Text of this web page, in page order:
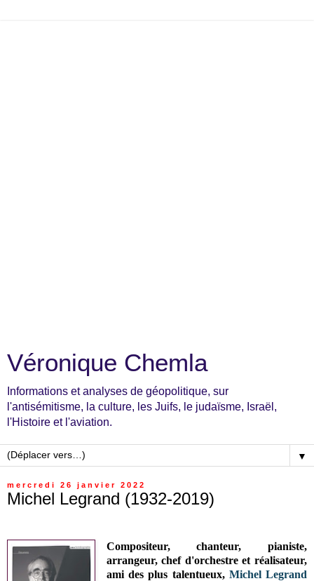
Véronique Chemla
Informations et analyses de géopolitique, sur
l'antisémitisme, la culture, les Juifs, le judaïsme, Israël,
l'Histoire et l'aviation.
▼
mercredi 26 janvier 2022
Michel Legrand (1932-2019)
Compositeur, chanteur, pianiste,
arrangeur, chef d'orchestre et réalisateur,
ami des plus talentueux, Michel Legrand